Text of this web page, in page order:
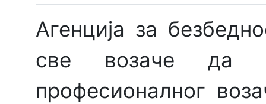
Агенција за
све возаче да
професионалног